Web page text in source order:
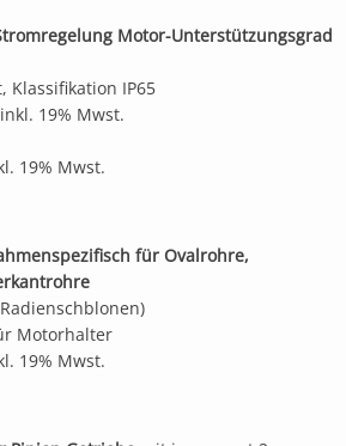
Motor-Unterstützungsgrad
Klassifikation IP65
19% Mwst.
19% Mwst.
für Ovalrohre,
Motorhalter
19% Mwst.